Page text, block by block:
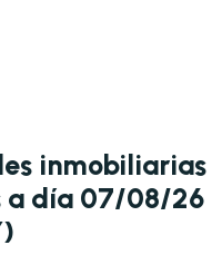
inmobiliarias
a día 07/08/26